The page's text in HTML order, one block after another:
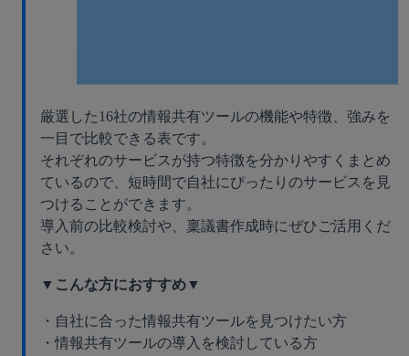
厳選した16社の情報共有ツールの機能や特徴、強みを
一目で比較できる表です。
それぞれのサービスが持つ特徴を分かりやすくまとめ
ているので、短時間で自社にぴったりのサービスを見
つけることができます。
導入前の比較検討や、稟議書作成時にぜひご活用くだ
さい。
▼こんな方におすすめ▼
・自社に合った情報共有ツールを見つけたい方
・情報共有ツールの導入を検討している方